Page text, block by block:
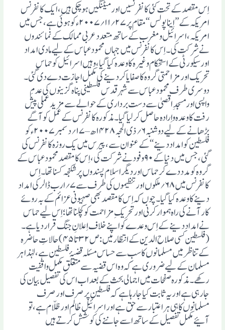
اِس مقصد کے تحت کئی کانفرنسیں اور میٹنگیں ہوچکی ہیں،ایک کانفرنس
امریکہ کے ’’اِیناپولس‘‘ مقام پر۲۷؍۱۱؍۲۰۰۷ء کو ہوئی ہے، جس میں
امریکہ، اسرائیل ومغرب کے ساتھ متعدد عربی ممالک کے نمائندوں
نے شرکت کی۔ اِس کانفرنس میں جہاں محمود عباس کے لیے مادی امداد
اور سیکورٹی کے استحکام وغیرہ کا وعدہ کیا گیا، وہیں اسرائیل کو حماس
تحریک اور مزاحمتی گروہ کا صفایا کردینے کی مکمل اجازت دے دی گئی۔
دوسری طرف محمود عباس سے شہر قدس فلسطینی پناہ گزینوں کی عدمِ
واپسی اور مسجدِ اقصیٰ سے دست برداری کے حوالے سے مزید عملی پیش
رفت کا وعدہ واِرادہ حاصل کر لیا گیا۔ مذکورہ کانفرنس کے عمل کو آگے
بڑھانے کے لیے دو شنبہ ۶؍ذی الحجہ ۱۴۲۸ھ – ۱۷؍دسمبر ۲۰۰۷ء کو
فلسطین کو امداد دینے ‘‘ کے عنوان سے، پیرس میں یک روزہ کانفرنس کی
گئی، جس میں دنیا کے ۹۰ وفود نے شرکت کی، اِس کا مقصد محمود عباس کے
گروہ کو مدد دے کر حماس اور دیگر اسلام پسندوں پر شکنجہ کسنا تھا۔ اِس
کانفرنس میں ۶۸؍ملکوں اور تنظیموں کی طرف سے ۷ ؍ارب ڈالر کی امداد
دینے کا وعدہ کیا گیا۔ چوں کہ اِس کا مقصد بھی صہیونی عزائم کے بہ روئے
کار آنے کی راہ ہموار کرنی اور تحریکِ مزاحمت کو کچلناتھا؛ اِس لیے حماس
نے امداد دینے کے اِس وعدے کو اپنے خلاف اِعلانِ جنگ قرار دیا ہے۔
(فلسطین کسی صلاح الدین کے انتظارمیں:ص۳۲ تا ۴۵) حالاتِ حاضرہ
کے تناظر میں مسلمانوں کا سب سے حساس مسئلہ قضیۂ فلسطین ہے ، لہٰذا ہر
مسلمان کے لیے ضروری ہے کہ وہ اس قضیہ سے متعلق مکمل واقفیت
رکھے ۔ مذکورہ صفحات میں اجمالی بحث کے بعد اب اس کی تفصیل بیان کی
جارہی ہے اور یہ ثابت کیا جارہا ہے کہ فلسطین پر صرف اورصرف
مسلمانوں کاہی ہراعتبار سے حق ہے اور اسرائیل ظالم اور ظلّام ہے، تو
آئیے مکمل تفصیل کے ساتھ اسے جاننے کی کوشش کرتے ہیں